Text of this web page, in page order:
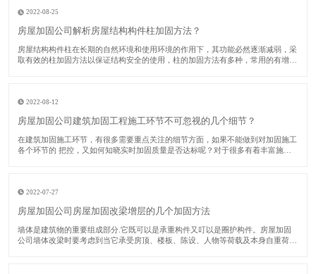
2022-08-25
房屋加固公司解析房屋结构构件柱加固方法？
​房屋结构构件柱在长期的自然环境和使用环境的作用下，其功能必然逐渐减弱，采
取有效的柱加固方法以保证结构安全的使用，柱的加固方法有多种，常用的有增大
2022-08-12
房屋加固公司建筑加固工程施工环节不可忽视的几个细节？
​在建筑加固施工环节，有很多需要重点关注的细节方面，如果不能做到对加固施工
各个环节的 把控，又如何知晓实时加固质量是否达标呢？对于很多有着丰富施工
2022-07-27
房屋加固公司房屋加固改梁增层的几个加固方法
​墙体是建筑物的重要组成部分.它既可以是承重构件又叮以是圈护构件。房屋加固
公司墙体改梁时要考虑到当它承受房顶、楼板、陈设、人物等荷载及本身自重荷